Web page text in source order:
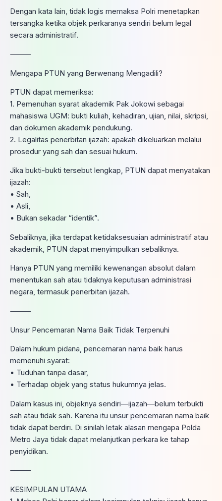
Dengan kata lain, tidak logis memaksa Polri menetapkan
tersangka ketika objek perkaranya sendiri belum legal
secara administratif.
⸻
Mengapa PTUN yang Berwenang Mengadili?
PTUN dapat memeriksa:
1. Pemenuhan syarat akademik Pak Jokowi sebagai
mahasiswa UGM: bukti kuliah, kehadiran, ujian, nilai, skripsi,
dan dokumen akademik pendukung.
2. Legalitas penerbitan ijazah: apakah dikeluarkan melalui
prosedur yang sah dan sesuai hukum.
Jika bukti-bukti tersebut lengkap, PTUN dapat menyatakan
ijazah:
• Sah,
• Asli,
• Bukan sekadar “identik”.
Sebaliknya, jika terdapat ketidaksesuaian administratif atau
akademik, PTUN dapat menyimpulkan sebaliknya.
Hanya PTUN yang memiliki kewenangan absolut dalam
menentukan sah atau tidaknya keputusan administrasi
negara, termasuk penerbitan ijazah.
⸻
Unsur Pencemaran Nama Baik Tidak Terpenuhi
Dalam hukum pidana, pencemaran nama baik harus
memenuhi syarat:
• Tuduhan tanpa dasar,
• Terhadap objek yang status hukumnya jelas.
Dalam kasus ini, objeknya sendiri—ijazah—belum terbukti
sah atau tidak sah. Karena itu unsur pencemaran nama baik
tidak dapat berdiri. Di sinilah letak alasan mengapa Polda
Metro Jaya tidak dapat melanjutkan perkara ke tahap
penyidikan.
⸻
KESIMPULAN UTAMA